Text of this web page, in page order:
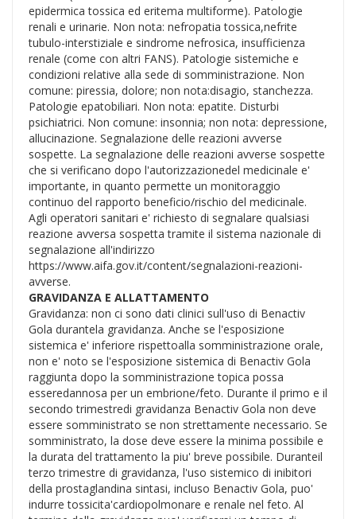
epidermica tossica ed eritema multiforme). Patologie
renali e urinarie. Non nota: nefropatia tossica,nefrite
tubulo-interstiziale e sindrome nefrosica, insufficienza
renale (come con altri FANS). Patologie sistemiche e
condizioni relative alla sede di somministrazione. Non
comune: piressia, dolore; non nota:disagio, stanchezza.
Patologie epatobiliari. Non nota: epatite. Disturbi
psichiatrici. Non comune: insonnia; non nota: depressione,
allucinazione. Segnalazione delle reazioni avverse
sospette. La segnalazione delle reazioni avverse sospette
che si verificano dopo l'autorizzazionedel medicinale e'
importante, in quanto permette un monitoraggio
continuo del rapporto beneficio/rischio del medicinale.
Agli operatori sanitari e' richiesto di segnalare qualsiasi
reazione avversa sospetta tramite il sistema nazionale di
segnalazione all'indirizzo
https://www.aifa.gov.it/content/segnalazioni-reazioni-
avverse.
GRAVIDANZA E ALLATTAMENTO
Gravidanza: non ci sono dati clinici sull'uso di Benactiv
Gola durantela gravidanza. Anche se l'esposizione
sistemica e' inferiore rispettoalla somministrazione orale,
non e' noto se l'esposizione sistemica di Benactiv Gola
raggiunta dopo la somministrazione topica possa
esseredannosa per un embrione/feto. Durante il primo e il
secondo trimestredi gravidanza Benactiv Gola non deve
essere somministrato se non strettamente necessario. Se
somministrato, la dose deve essere la minima possibile e
la durata del trattamento la piu' breve possibile. Duranteil
terzo trimestre di gravidanza, l'uso sistemico di inibitori
della prostaglandina sintasi, incluso Benactiv Gola, puo'
indurre tossicita'cardiopolmonare e renale nel feto. Al